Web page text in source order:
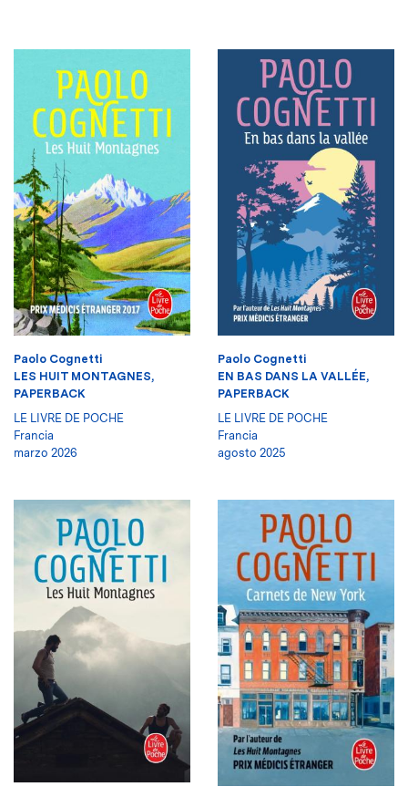
Paolo Cognetti
LES HUIT MONTAGNES,
PAPERBACK
LE LIVRE DE POCHE
Francia
marzo 2026
Paolo Cognetti
EN BAS DANS LA VALLÉE,
PAPERBACK
LE LIVRE DE POCHE
Francia
agosto 2025